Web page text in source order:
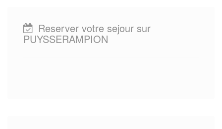
Reserver votre sejour sur
PUYSSERAMPION